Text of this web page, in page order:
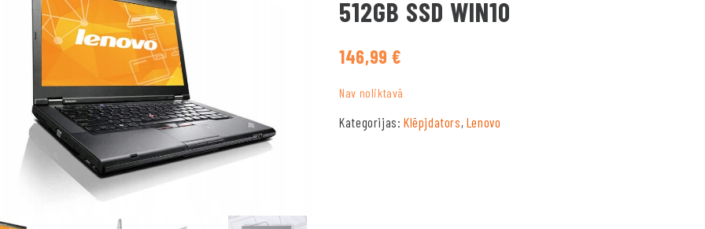
512GB SSD WIN10
146,99€
Nav noliktavā
Kategorijas: Klēpjdators, Lenovo